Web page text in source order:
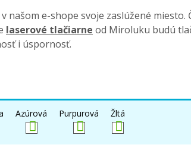
našom e-shope svoje zaslúžené
laserové tlačiarne od Miroluku budú
i úspornosť.
Azúrová Purpurová Žltá